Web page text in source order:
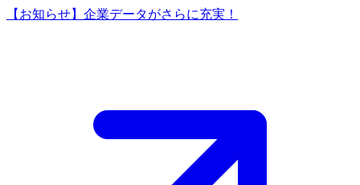
【お知らせ】企業データがさらに充実！